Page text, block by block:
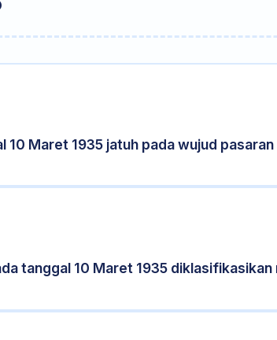
Maret 1935 jatuh pada wujud pasaran
tanggal 10 Maret 1935 diklasifikasikan